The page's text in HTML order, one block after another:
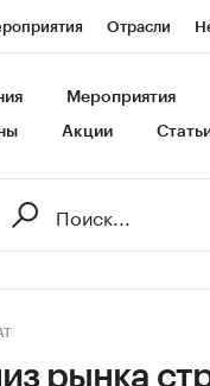
Отрасли
Газета
Мероприятия
Акции
рынка